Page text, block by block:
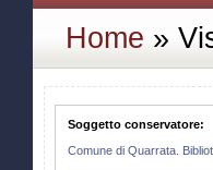
Home »
Soggetto conservatore:
Comune di Quarrata.